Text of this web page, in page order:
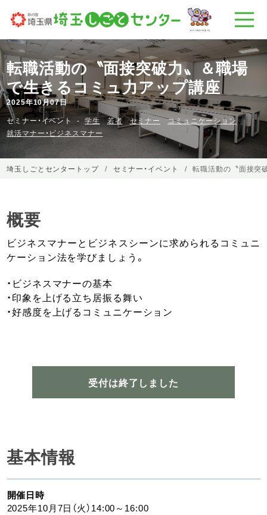
転職活動の〝面接突破力〟＆職場
で生きるコミュ力アップ講座
2025年10月07日
セミナー・イベント
学生 若者 セミナー
コミュニケーション
就活マナー・ビジネスマナー
埼玉しごとセンタートップ セミナー・イベント 転職活動の〝面接突
概要
ビジネスマナーとビジネスシーンに求められるコミュニ
ケーション法を学びましょう。
・ビジネスマナーの基本
・印象を上げる立ち居振る舞い
・好感度を上げるコミュニケーション
受付は終了しました
基本情報
開催日時
2025年10月7日（火）14:00～16:00